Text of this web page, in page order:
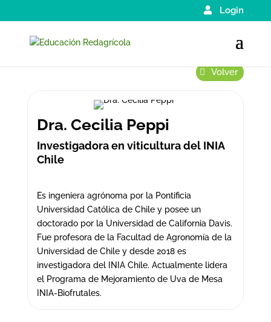
Login
Volver
Dra. Cecilia Peppi
Investigadora en viticultura del INIA
Chile
Es ingeniera agrónoma por la Pontificia
Universidad Católica de Chile y posee un
doctorado por la Universidad de California Davis.
Fue profesora de la Facultad de Agronomía de la
Universidad de Chile y desde 2018 es
investigadora del INIA Chile. Actualmente lidera
el Programa de Mejoramiento de Uva de Mesa
INIA-Biofrutales.